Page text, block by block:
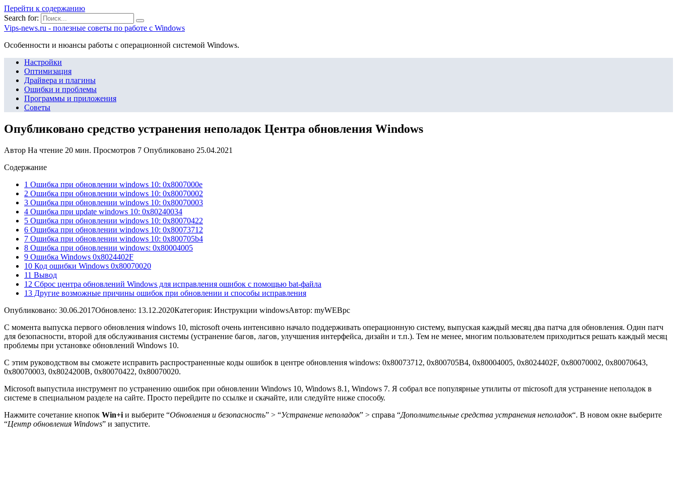
Перейти к содержанию
Search for:
Vips-news.ru - полезные советы по работе с Windows
Особенности и нюансы работы с операционной системой Windows.
Настройки
Оптимизация
Драйвера и плагины
Ошибки и проблемы
Программы и приложения
Советы
Опубликовано средство устранения неполадок Центра обновления Windows
Автор На чтение 20 мин. Просмотров 7 Опубликовано 25.04.2021
Содержание
1 Ошибка при обновлении windows 10: 0x8007000e
2 Ошибка при обновлении windows 10: 0x80070002
3 Ошибка при обновлении windows 10: 0x80070003
4 Ошибка при update windows 10: 0x80240034
5 Ошибка при обновлении windows 10: 0x80070422
6 Ошибка при обновлении windows 10: 0x80073712
7 Ошибка при обновлении windows 10: 0x800705b4
8 Ошибка при обновлении windows: 0x80004005
9 Ошибка Windows 0x8024402F
10 Код ошибки Windows 0x80070020
11 Вывод
12 Сброс центра обновлений Windows для исправления ошибок с помощью bat-файла
13 Другие возможные причины ошибок при обновлении и способы исправления
Опубликовано: 30.06.2017Обновлено: 13.12.2020Категория: Инструкции windowsАвтор: myWEBpc
С момента выпуска первого обновления windows 10, microsoft очень интенсивно начало поддерживать операционную систему, выпуская каждый месяц два патча для обновления. Один патч
для безопасности, второй для обслуживания системы (устранение багов, лагов, улучшения интерфейса, дизайн и т.п.). Тем не менее, многим пользователем приходиться решать каждый месяц
проблемы при установке обновлений Windows 10.
С этим руководством вы сможете исправить распространенные коды ошибок в центре обновления windows: 0x80073712, 0x800705B4, 0x80004005, 0x8024402F, 0x80070002, 0x80070643,
0x80070003, 0x8024200B, 0x80070422, 0x80070020.
Microsoft выпустила инструмент по устранению ошибок при обновлении Windows 10, Windows 8.1, Windows 7. Я собрал все популярные утилиты от microsoft для устранение неполадок в
системе в специальном разделе на сайте. Просто перейдите по ссылке и скачайте, или следуйте ниже способу.
Нажмите сочетание кнопок Win+i и выберите “Обновления и безопасность” > “Устранение неполадок” > справа “Дополнительные средства устранения неполадок“. В новом окне выберите
“Центр обновления Windows” и запустите.